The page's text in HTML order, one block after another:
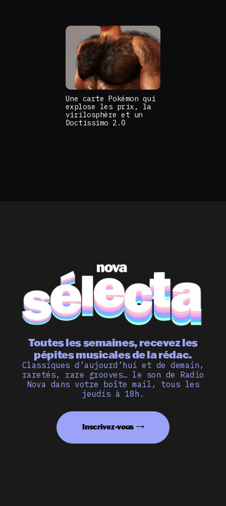
Une carte Pokémon qui
explose les prix, la
virilosphère et un
Doctissimo 2.0
Toutes les semaines, recevez les
pépites musicales de la rédac.
Classiques d’aujourd’hui et de demain,
raretés, rare grooves… le son de Radio
Nova dans votre boîte mail, tous les
jeudis à 18h.
Inscrivez-vous